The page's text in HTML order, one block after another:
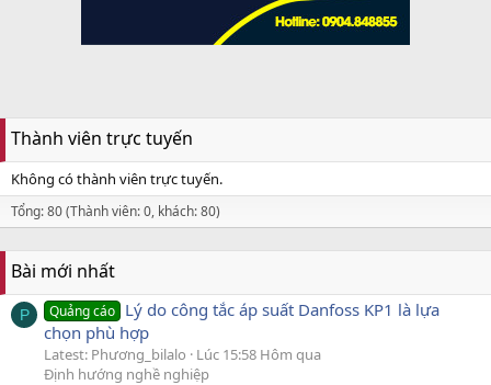
Thành viên trực tuyến
Không có thành viên trực tuyến.
Tổng: 80 (Thành viên: 0, khách: 80)
Bài mới nhất
P Quảng cáo Lý do công tắc áp suất Danfoss KP1 là lựa
chọn phù hợp
Latest: Phương_bilalo
Lúc 15:58 Hôm qua
Định hướng nghề nghiệp